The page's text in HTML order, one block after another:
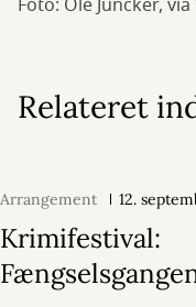
Foto: Ole Juncker,
Relateret
Arrangement 12.
Krimifestival: